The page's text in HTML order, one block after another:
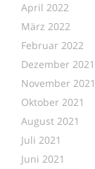
April 2022
März 2022
Februar 2022
Dezember 2021
November 2021
Oktober 2021
August 2021
Juli 2021
Juni 2021